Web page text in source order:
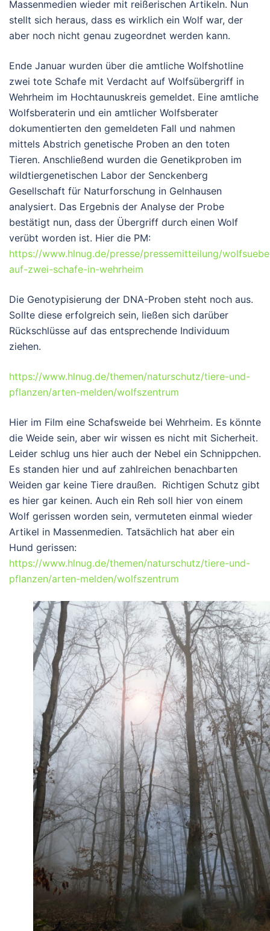
Massenmedien wieder mit reißerischen Artikeln. Nun
stellt sich heraus, dass es wirklich ein Wolf war, der
aber noch nicht genau zugeordnet werden kann.
Ende Januar wurden über die amtliche Wolfshotline
zwei tote Schafe mit Verdacht auf Wolfsübergriff in
Wehrheim im Hochtaunuskreis gemeldet. Eine amtliche
Wolfsberaterin und ein amtlicher Wolfsberater
dokumentierten den gemeldeten Fall und nahmen
mittels Abstrich genetische Proben an den toten
Tieren. Anschließend wurden die Genetikproben im
wildtiergenetischen Labor der Senckenberg
Gesellschaft für Naturforschung in Gelnhausen
analysiert. Das Ergebnis der Analyse der Probe
bestätigt nun, dass der Übergriff durch einen Wolf
verübt worden ist. Hier die PM:
https://www.hlnug.de/presse/pressemitteilung/
auf-zwei-schafe-in-wehrheim
Die Genotypisierung der DNA-Proben steht noch aus.
Sollte diese erfolgreich sein, ließen sich darüber
Rückschlüsse auf das entsprechende Individuum
ziehen.
https://www.hlnug.de/themen/naturschutz/tiere-und-
pflanzen/arten-melden/wolfszentrum
Hier im Film eine Schafsweide bei Wehrheim. Es könnte
die Weide sein, aber wir wissen es nicht mit Sicherheit.
Leider schlug uns hier auch der Nebel ein Schnippchen.
Es standen hier und auf zahlreichen benachbarten
Weiden gar keine Tiere draußen. Richtigen Schutz gibt
es hier gar keinen. Auch ein Reh soll hier von einem
Wolf gerissen worden sein, vermuteten einmal wieder
Artikel in Massenmedien. Tatsächlich hat aber ein
Hund gerissen:
https://www.hlnug.de/themen/naturschutz/tiere-und-
pflanzen/arten-melden/wolfszentrum